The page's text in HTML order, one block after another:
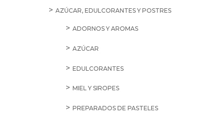
AZÚCAR, EDULCORANTES Y POSTRES
ADORNOS Y AROMAS
AZÚCAR
EDULCORANTES
MIEL Y SIROPES
PREPARADOS DE PASTELES